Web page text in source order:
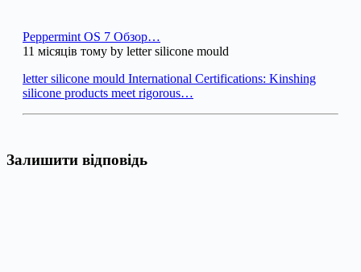
Peppermint OS 7 Обзор…
11 місяців тому by letter silicone mould
letter silicone mould International Certifications: Kinshing
silicone products meet rigorous…
Залишити відповідь